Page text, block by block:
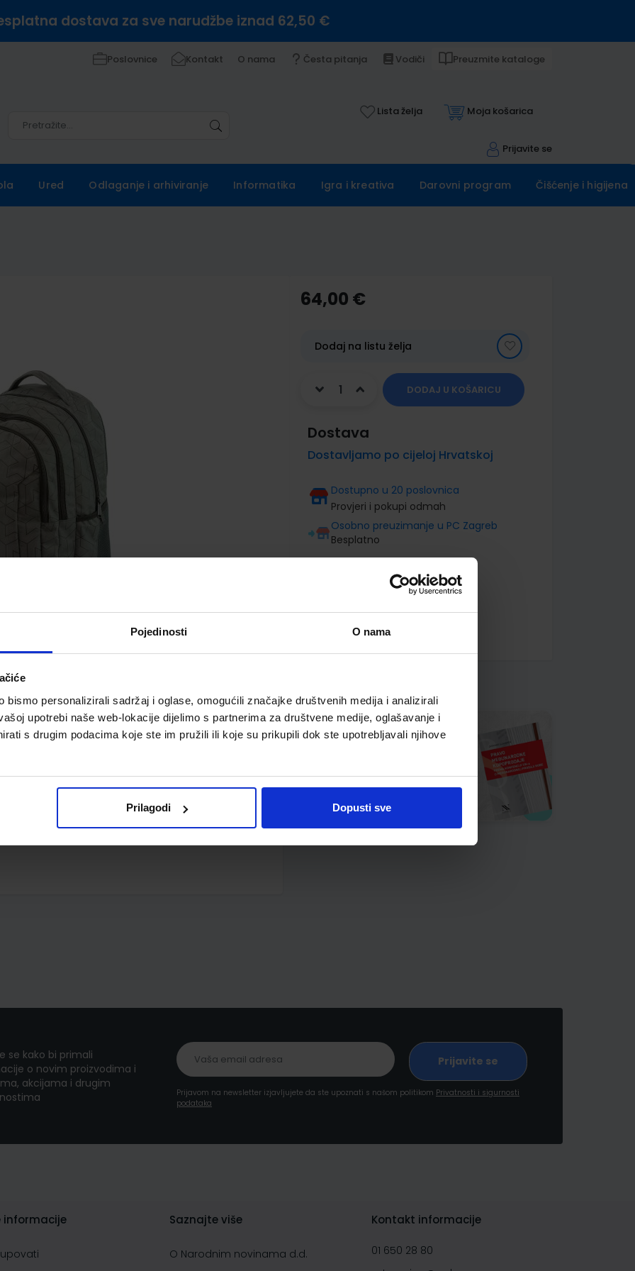
Pojedinosti O nama
bismo personalizirali sadržaj i oglase, omogućili značajke društvenih medija i analizirali
upotrebi naše web-lokacije dijelimo s partnerima za društvene medije, oglašavanje i
s drugim podacima koje ste im pružili ili koje su prikupili dok ste upotrebljavali njihove
Prilagodi Dopusti sve
dostava za sve narudžbe iznad 62,50 €
Poslovnice Kontakt O nama Česta pitanja Vodiči Preuzmite kataloge
Lista želja Moja košarica
Prijavite se
Ured Odlaganje i arhiviranje Informatika Igra i kreativa Darovni program Čišćenje i higijena
64,00 €
Dodaj na listu želja
DODAJ U KOŠARICU
Dostava
Dostavljamo po cijeloj Hrvatskoj
Dostupno u 20 poslovnica
Provjeri i pokupi odmah
Osobno preuzimanje u PC Zagreb
Besplatno
leđa; podstavljene naramenice; 4 pretinca; dva
se kako bi primali
o novim proizvodima i
akcijama i drugim
Prijavom na newsletter izjavljujete da ste upoznati s našom politikom Privatnosti i sigurnosti
podataka
informacije Saznajte više
O Narodnim novinama d.d.
Kontakt informacije
01 650 28 80